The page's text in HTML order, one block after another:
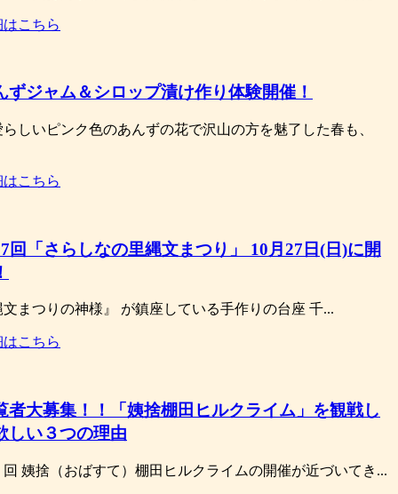
はこちら
ずジャム＆シロップ漬け作り体験開催！
らしいピンク色のあんずの花で沢山の方を魅了した春も、
はこちら
回「さらしなの里縄文まつり」 10月27日(日)に開
文まつりの神様』 が鎮座している手作りの台座 千...
はこちら
者大募集！！「姨捨棚田ヒルクライム」を観戦し
しい３つの理由
回 姨捨（おばすて）棚田ヒルクライムの開催が近づいてき...